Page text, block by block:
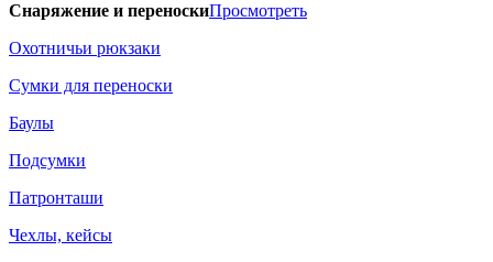
Снаряжение и переноскиПросмотреть
Охотничьи рюкзаки
Сумки для переноски
Баулы
Подсумки
Патронташи
Чехлы, кейсы